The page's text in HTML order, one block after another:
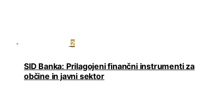
2
SID Banka: Prilagojeni finančni instrumenti za
občine in javni sektor